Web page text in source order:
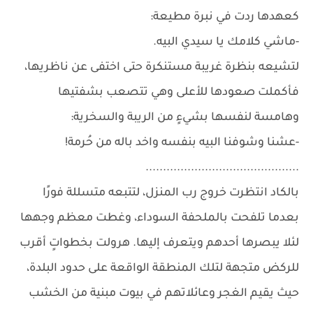
كعهدها ردت في نبرة مطيعة:
-ماشي كلامك يا سيدي البيه.
لتشيعه بنظرة غريبة مستنكرة حتى اختفى عن ناظريها،
فأكملت صعودها للأعلى وهي تتصعب بشفتيها
وهامسة لنفسها بشيءٍ من الريبة والسخرية:
-عشنا وشوفنا البيه بنفسه واخد باله من حُرمة!
............................................
بالكاد انتظرت خروج رب المنزل، لتتبعه متسللة فورًا
بعدما تلفحت بالملحفة السوداء، وغطت معظم وجهها
لئلا يبصرها أحدهم ويتعرف إليها. هرولت بخطواتٍ أقرب
للركض متجهة لتلك المنطقة الواقعة على حدود البلدة،
حيث يقيم الغجر وعائلاتهم في بيوت مبنية من الخشب